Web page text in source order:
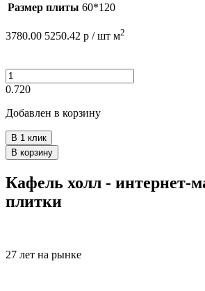
Размер плиты 60*120
3780.00 5250.42 р / шт м2
0.720
Добавлен в корзину
В 1 клик
В корзину
Кафель холл - интернет-
плитки
27 лет на рынке